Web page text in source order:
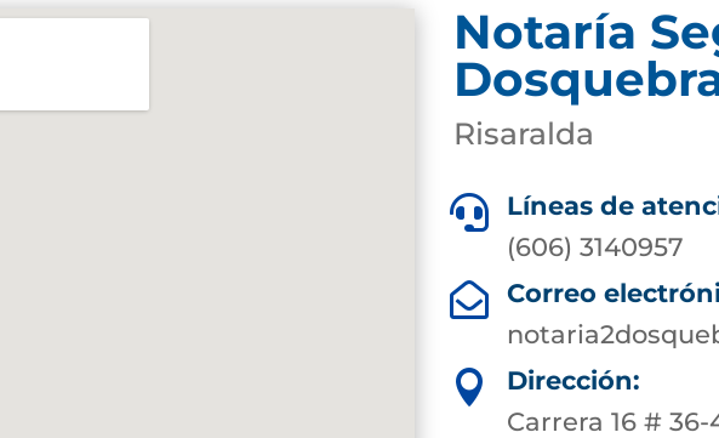
Notaría
Risaralda

Líneas de
(606) 3140957

Correo

Dirección:
Carrera 16 # 36-